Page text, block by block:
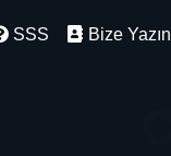
SSS Bize Yazın